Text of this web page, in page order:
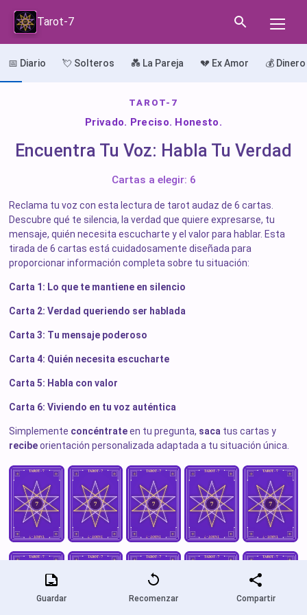
Tarot-7
📅 Diario 💘 Solteros 💑 La Pareja 💔 Ex Amor 💰
Guardar Recomenzar Compartir
TAROT-7
Privado. Preciso. Honesto.
Encuentra Tu Voz: Habla Tu Verdad
Cartas a elegir: 6
Reclama tu voz con esta lectura de tarot audaz de 6 cartas.
Descubre qué te silencia, la verdad que quiere expresarse, tu
mensaje, quién necesita escucharte y el valor para hablar. Esta
tirada de 6 cartas está cuidadosamente diseñada para
proporcionar información completa sobre tu situación:
Carta 1: Lo que te mantiene en silencio
Carta 2: Verdad queriendo ser hablada
Carta 3: Tu mensaje poderoso
Carta 4: Quién necesita escucharte
Carta 5: Habla con valor
Carta 6: Viviendo en tu voz auténtica
Simplemente concéntrateen tu pregunta, saca tus cartas y
recibeorientación personalizada adaptada a tu situación única.